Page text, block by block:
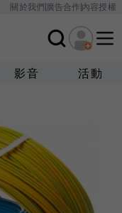
關於我們廣告合作內容授權
影音 活動